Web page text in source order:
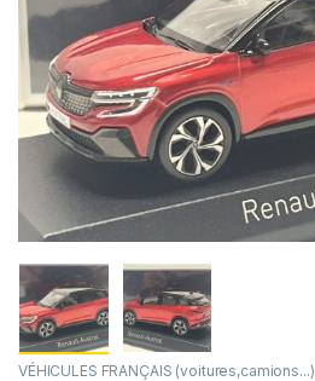
VÉHICULES FRANÇAIS (voitures,camions...)